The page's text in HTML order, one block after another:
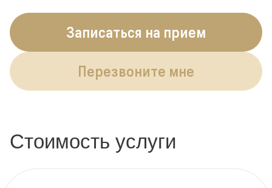
Записаться на прием
Перезвоните мне
Стоимость услуги